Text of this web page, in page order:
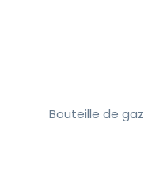
Bouteille de gaz